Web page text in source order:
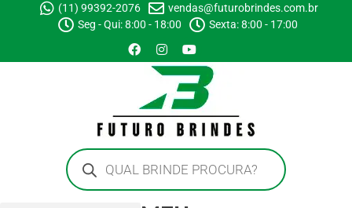
(11) 99392-2076
vendas@futurobrindes.com.br
Seg - Qui: 8:00 - 18:00
Sexta: 8:00 - 17:00